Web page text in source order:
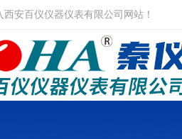
安百仪仪器仪表有限公司网站！